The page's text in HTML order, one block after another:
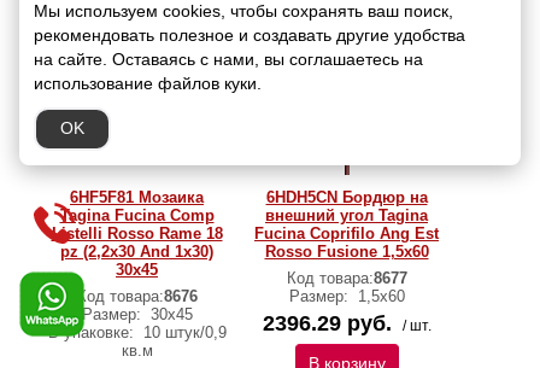
6HF5F81 Мозаика
Tagina Fucina Comp
Listelli Rosso Rame 18
pz (2,2x30 And 1x30)
30x45
Код товара:8676
Размер: 30x45
В упаковке:
10 штук/0,9
кв.м
6HDH5CN Бордюр на
внешний угол Tagina
Fucina Coprifilo Ang Est
Rosso Fusione 1,5x60
Код товара:8677
Размер:
1,5x60
2396.29 руб. / шт.
В корзину
Мы используем cookies, чтобы сохранять ваш поиск,
рекомендовать полезное и создавать другие удобства
на сайте. Оставаясь с нами, вы соглашаетесь на
использование файлов куки.
OK